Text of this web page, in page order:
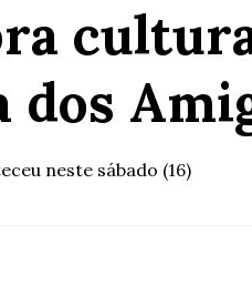
dos
neste sábado (16)